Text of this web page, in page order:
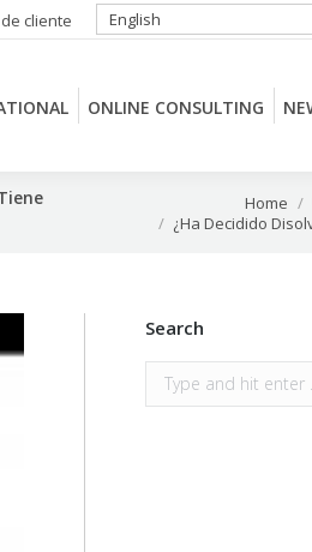
cliente English
ONLINE CONSULTING
Home
¿Ha Decidido
Search
Search: